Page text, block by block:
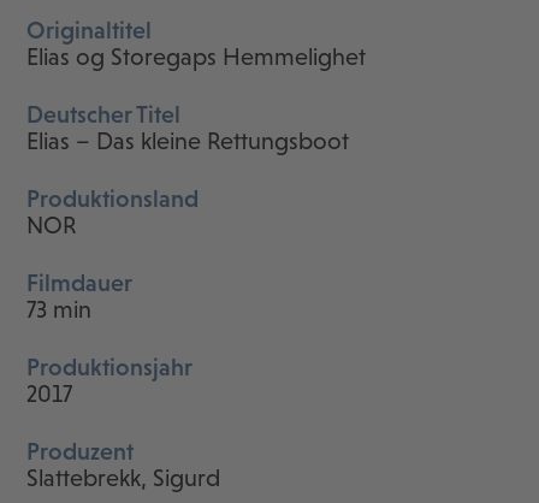
Originaltitel
Elias og Storegaps Hemmelighet
Deutscher Titel
Elias – Das kleine Rettungsboot
Produktionsland
NOR
Filmdauer
73 min
Produktionsjahr
2017
Produzent
Slattebrekk, Sigurd